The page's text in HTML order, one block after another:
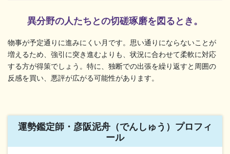
異分野の人たちとの切磋琢磨を図るとき。
物事が予定通りに進みにくい月です。思い通りにならないことが
増えるため、強引に突き進むよりも、状況に合わせて柔軟に対応
する方が得策でしょう。特に、独断での出張を繰り返すと周囲の
反感を買い、悪評が広がる可能性があります。
運勢鑑定師・彦阪泥舟（でんしゅう）プロフィ
ール